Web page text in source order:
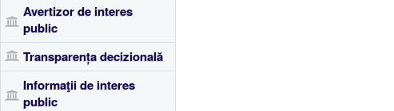
Avertizor de interes
public
Transparența decizională
Informaţii de interes
public